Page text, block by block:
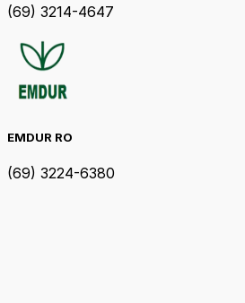
(69) 3214-4647
EMDUR RO
(69) 3224-6380